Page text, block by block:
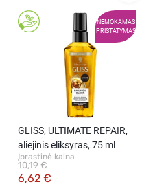
NEMOKAMAS
PRISTATYMAS
GLISS, ULTIMATE REPAIR,
aliejinis eliksyras, 75 ml
Įprastinė kaina
6,62 €
10,19 €